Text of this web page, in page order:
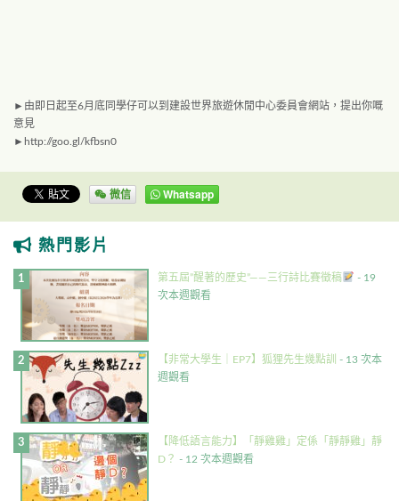
►由即日起至6月底同學仔可以到建設世界旅遊休閒中心委員會網站，提出你嘅
意見
►http://goo.gl/kfbsn0
微信 Whatsapp
熱門影片
第五屆”醒著的歷史”——三行詩比賽徵稿
- 19
次本週觀看
【非常大學生｜EP7】狐狸先生幾點訓 - 13 次本
週觀看
【降低語言能力】「靜雞雞」定係「靜靜雞」靜
D？ - 12 次本週觀看